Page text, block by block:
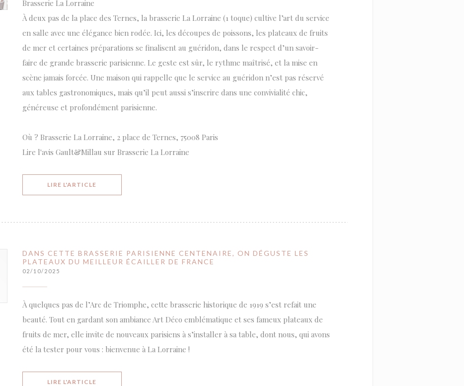
Brasserie La Lorraine
À deux pas de la place des Ternes, la brasserie La Lorraine (1 toque) cultive l’art du service
en salle avec une élégance bien rodée. Ici, les découpes de poissons, les plateaux de fruits
de mer et certaines préparations se finalisent au guéridon, dans le respect d’un savoir-
faire de grande brasserie parisienne. Le geste est sûr, le rythme maîtrisé, et la mise en
scène jamais forcée. Une maison qui rappelle que le service au guéridon n’est pas réservé
aux tables gastronomiques, mais qu’il peut aussi s’inscrire dans une convivialité chic,
généreuse et profondément parisienne.
Où ? Brasserie La Lorraine, 2 place de Ternes, 75008 Paris
Lire l'avis Gault&Millau sur Brasserie La Lorraine
LIRE L'ARTICLE
DANS CETTE BRASSERIE PARISIENNE CENTENAIRE, ON DÉGUSTE LES
PLATEAUX DU MEILLEUR ÉCAILLER DE FRANCE
02/10/2025
À quelques pas de l’Arc de Triomphe, cette brasserie historique de 1919 s’est refait une
beauté. Tout en gardant son ambiance Art Déco emblématique et ses fameux plateaux de
fruits de mer, elle invite de nouveaux parisiens à s’installer à sa table, dont nous, qui avons
été la tester pour vous : bienvenue à La Lorraine !
LIRE L'ARTICLE